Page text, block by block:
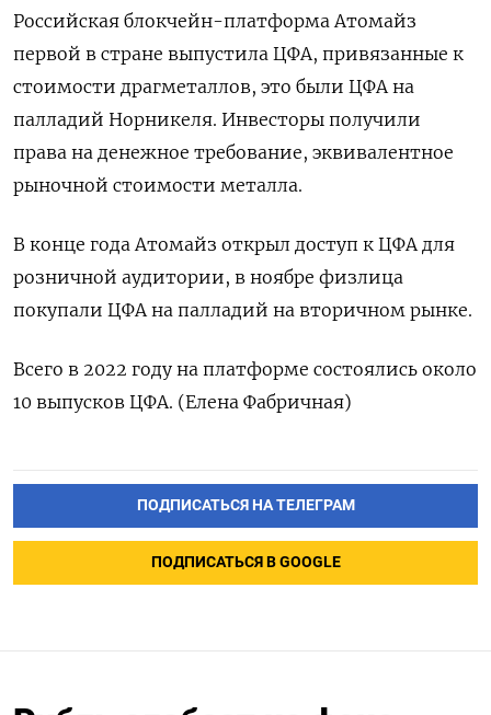
Российская блокчейн-платформа Атомайз
первой в стране выпустила ЦФА, привязанные к
стоимости драгметаллов, это были ЦФА на
палладий Норникеля. Инвесторы получили
права на денежное требование, эквивалентное
рыночной стоимости металла.
В конце года Атомайз открыл доступ к ЦФА для
розничной аудитории, в ноябре физлица
покупали ЦФА на палладий на вторичном рынке.
Всего в 2022 году на платформе состоялись около
10 выпусков ЦФА. (Елена Фабричная)
ПОДПИСАТЬСЯ НА ТЕЛЕГРАМ
ПОДПИСАТЬСЯ В GOOGLE